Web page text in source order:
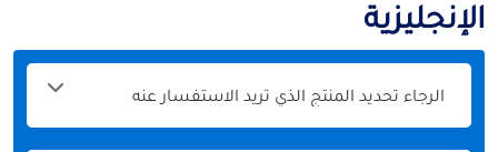
الإنجليزية
الرجاء